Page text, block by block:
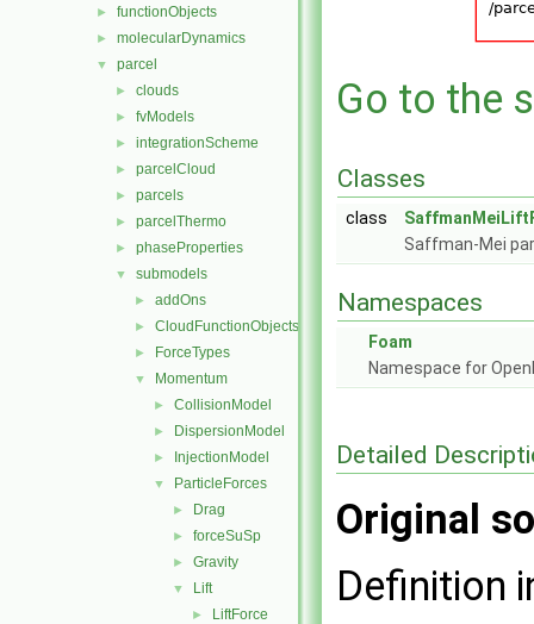
► functionObjects
► molecularDynamics
▼ parcel
► clouds
► fvModels
► integrationScheme
► parcelCloud
► parcels
► parcelThermo
► phaseProperties
▼ submodels
► addOns
► CloudFunctionObjects
► ForceTypes
▼ Momentum
► CollisionModel
► DispersionModel
► InjectionModel
▼ ParticleForces
► Drag
► forceSuSp
► Gravity
▼ Lift
► LiftForce
Go to the
Classes
class
Saffman-Mei
Namespaces
Foam
Namespace for
Detailed
Original
Definition